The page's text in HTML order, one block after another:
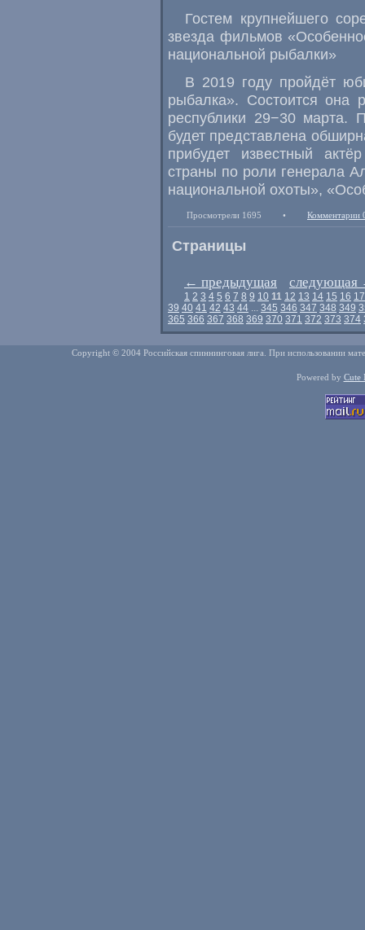
Гостем крупнейшего
звезда фильмов «
национальной рыбалки»
В 2019 году пройдёт
рыбалка». Состоится она
республики 29−30 марта.
будет представлена
прибудет известный
страны по роли генерала
национальной охоты»,
Просмотрели 1695 • Комментарии
Страницы
← предыдущая следующая
1 2 3 4 5 6 7 8 9 10 11 12 13 14 15 16 17
39 40 41 42 43 44 ... 345 346 347 348 349
365 366 367 368 369 370 371 372 373 374
Copyright © 2004 Российская спиннинговая лига. При использовании
Powered by Cute